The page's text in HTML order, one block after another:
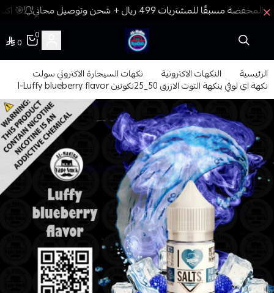
🎯
فيب المدينة
0
0
الرئيسية النكهات الاكترونية نكهات السيجارة الاكتروني سولت
نكهة اي لوفي بنكهة التوت الازرق 50_25نكوتين I-Luffy blueberry flavor